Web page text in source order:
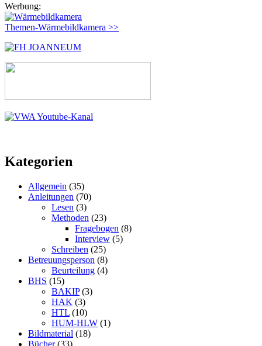
Werbung:
Themen-Wärmebildkamera >>
Kategorien
Allgemein (35)
Anleitungen (70)
Lesen (3)
Methoden (23)
Fragebogen (8)
Interview (5)
Schreiben (25)
Betreuungsperson (8)
Beurteilung (4)
BHS (15)
BAKIP(3)
HAK (3)
HTL (10)
HUM-HLW (1)
Bildmaterial (18)
Bücher(33)